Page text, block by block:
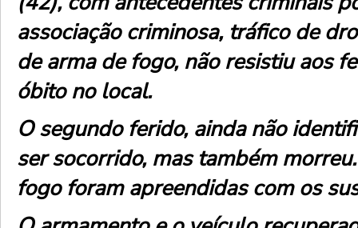
associação criminosa, tráfico de
de arma de fogo, não resistiu aos
óbito no local.
O segundo ferido, ainda não
ser socorrido, mas também
fogo foram apreendidas com os